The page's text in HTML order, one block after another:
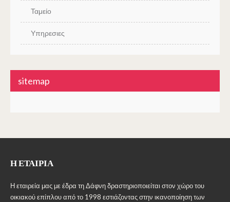
Ταμείο
Υπηρεσιες
sitemap
Η ΕΤΑΙΡΊΑ
Η εταιρεία μας με έδρα τη Δάφνη δραστηριοποιείται στον χώρο του
οικιακού επίπλου από το 1998 εστιάζοντας στην ικανοποίηση των